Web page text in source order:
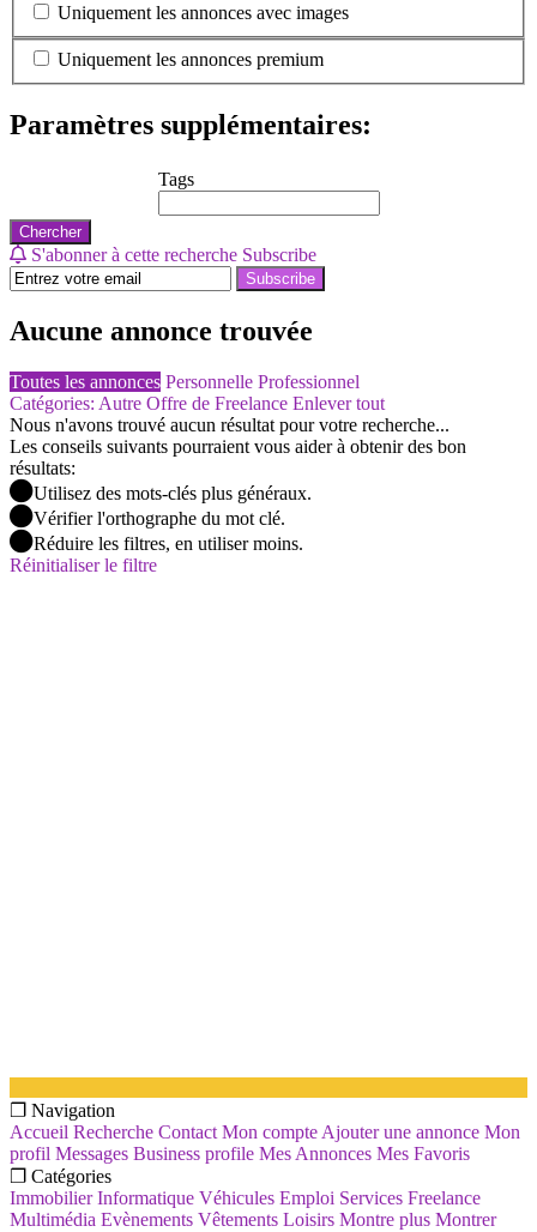
Uniquement les annonces avec images
Uniquement les annonces premium
Paramètres supplémentaires:
Tags
Chercher
S'abonner à cette recherche Subscribe
Subscribe
Aucune annonce trouvée
Toutes les annonces Personnelle Professionnel
Catégories: Autre Offre de Freelance Enlever tout
Nous n'avons trouvé aucun résultat pour votre recherche...
Les conseils suivants pourraient vous aider à obtenir des bon
résultats:
Utilisez des mots-clés plus généraux.
Vérifier l'orthographe du mot clé.
Réduire les filtres, en utiliser moins.
Réinitialiser le filtre
❐ Navigation
Accueil Recherche Contact Mon compte Ajouter une annonce Mon
profil Messages Business profile Mes Annonces Mes Favoris
❐ Catégories
Immobilier Informatique Véhicules Emploi Services Freelance
Multimédia Evènements Vêtements Loisirs Montre plus Montrer